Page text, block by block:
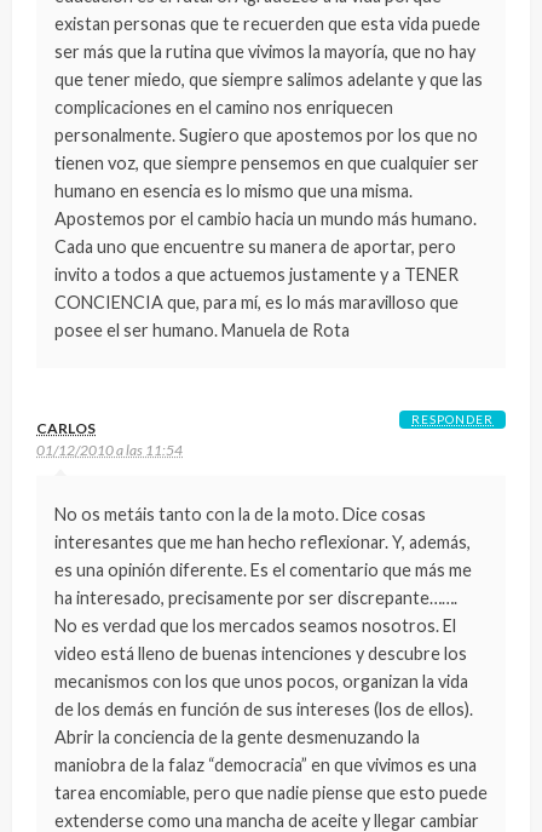
existan personas que te recuerden que esta vida puede
ser más que la rutina que vivimos la mayoría, que no hay
que tener miedo, que siempre salimos adelante y que las
complicaciones en el camino nos enriquecen
personalmente. Sugiero que apostemos por los que no
tienen voz, que siempre pensemos en que cualquier ser
humano en esencia es lo mismo que una misma.
Apostemos por el cambio hacia un mundo más humano.
Cada uno que encuentre su manera de aportar, pero
invito a todos a que actuemos justamente y a TENER
CONCIENCIA que, para mí, es lo más maravilloso que
posee el ser humano. Manuela de Rota
CARLOS
01/12/2010 a las 11:54
No os metáis tanto con la de la moto. Dice cosas
interesantes que me han hecho reflexionar. Y, además,
es una opinión diferente. Es el comentario que más me
ha interesado, precisamente por ser discrepante…….
No es verdad que los mercados seamos nosotros. El
video está lleno de buenas intenciones y descubre los
mecanismos con los que unos pocos, organizan la vida
de los demás en función de sus intereses (los de ellos).
Abrir la conciencia de la gente desmenuzando la
maniobra de la falaz “democracia” en que vivimos es una
tarea encomiable, pero que nadie piense que esto puede
extenderse como una mancha de aceite y llegar cambiar
RESPONDER